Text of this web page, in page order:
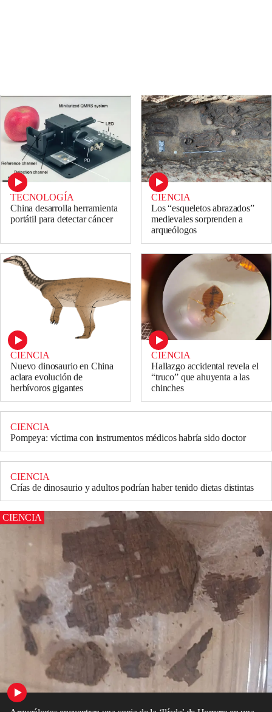
TECNOLOGÍA
China desarrolla herramienta
portátil para detectar cáncer
CIENCIA
Los “esqueletos abrazados”
medievales sorprenden a
arqueólogos
CIENCIA
Nuevo dinosaurio en China
aclara evolución de
herbívoros gigantes
CIENCIA
Hallazgo accidental revela el
“truco” que ahuyenta a las
chinches
CIENCIA
Pompeya: víctima con instrumentos médicos habría sido doctor
CIENCIA
Crías de dinosaurio y adultos podrían haber tenido dietas distintas
CIENCIA